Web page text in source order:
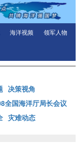
海洋视频 领军人物
决策视角
全国海洋厅局长会议
灾难动态